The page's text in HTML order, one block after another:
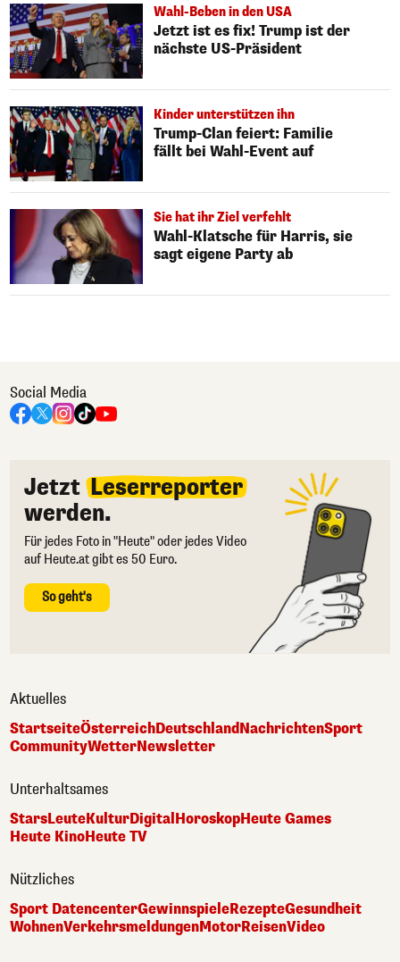
Wahl-Beben in den USA
Jetzt ist es fix! Trump ist der
nächste US-Präsident
Kinder unterstützen ihn
Trump-Clan feiert: Familie
fällt bei Wahl-Event auf
Sie hat ihr Ziel verfehlt
Wahl-Klatsche für Harris, sie
sagt eigene Party ab
Social Media
Jetzt Leserreporter
werden.
Für jedes Foto in "Heute" oder jedes Video
auf Heute.at gibt es 50 Euro.
So geht's
Aktuelles
StartseiteÖsterreichDeutschlandNachrichtenSport
CommunityWetterNewsletter
Unterhaltsames
StarsLeuteKulturDigitalHoroskopHeute Games
Heute KinoHeute TV
Nützliches
Sport DatencenterGewinnspieleRezepteGesundheit
WohnenVerkehrsmeldungenMotorReisenVideo